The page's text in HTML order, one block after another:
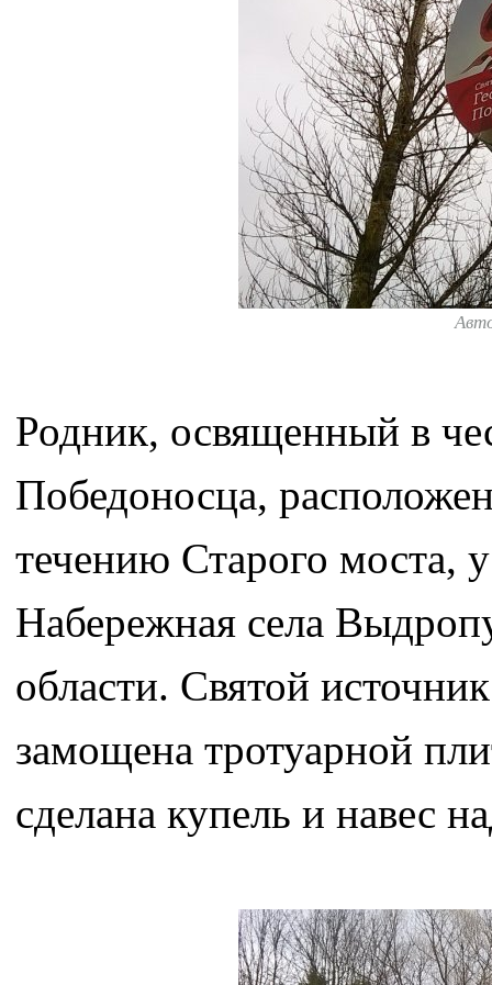
Родник, освященный в
Победоносца,
течению Старого моста,
Набережная села
области. Святой
замощена тротуарной
сделана купель и навес